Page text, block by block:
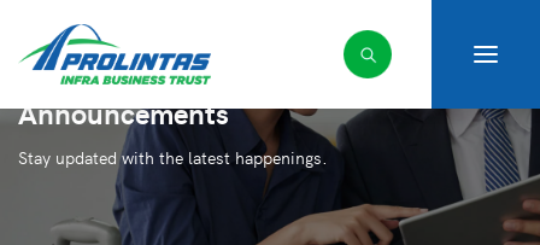
Announcements
Stay updated with the latest happenings.